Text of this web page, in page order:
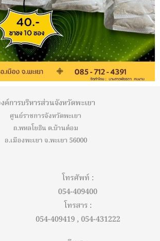
ค์การบริหารส่วนจังหวัดพะเยา
ศูนย์ราชการจังหวัดพะเยา
ถ.พหลโยธิน ต.บ้านต๋อม
อ.เมืองพะเยา จ.พะเยา 56000
โทรศัพท์ :
054-409400
โทรสาร :
054-409419 , 054-431222